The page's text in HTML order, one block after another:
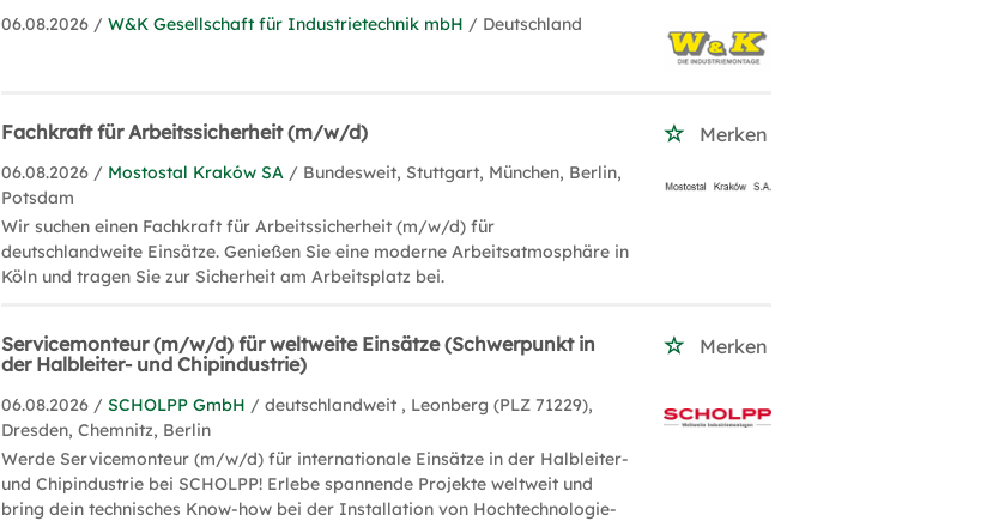
06.08.2026 /W&K Gesellschaft für Industrietechnik mbH / Deutschland
Fachkraft für Arbeitssicherheit (m/w/d) Merken
06.08.2026 / Mostostal Kraków SA / Bundesweit, Stuttgart, München, Berlin,
Potsdam
Wir suchen einen Fachkraft für Arbeitssicherheit (m/w/d) für
deutschlandweite Einsätze. Genießen Sie eine moderne Arbeitsatmosphäre in
Köln und tragen Sie zur Sicherheit am Arbeitsplatz bei.
Servicemonteur (m/w/d) für weltweite Einsätze (Schwerpunkt in
der Halbleiter- und Chipindustrie)
Merken
06.08.2026 /SCHOLPP GmbH / deutschlandweit , Leonberg (PLZ 71229),
Dresden, Chemnitz, Berlin
Werde Servicemonteur (m/w/d) für internationale Einsätze in der Halbleiter-
und Chipindustrie bei SCHOLPP! Erlebe spannende Projekte weltweit und
bring dein technisches Know-how bei der Installation von Hochtechnologie-